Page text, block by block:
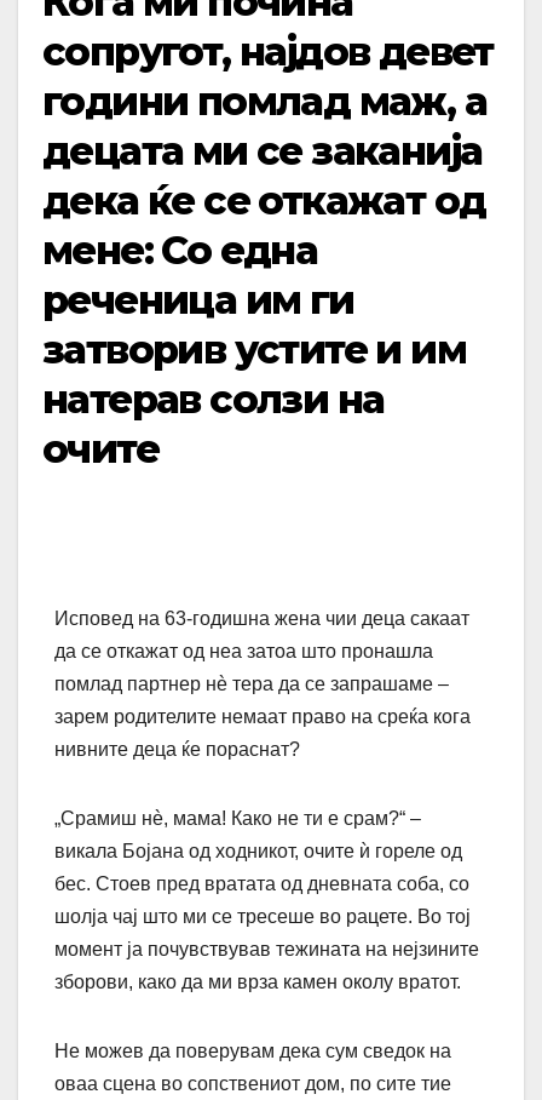
сопругот, најдов девет
години помлад маж, а
децата ми се заканија
дека ќе се откажат од
мене: Со една
реченица им ги
затворив устите и им
натерав солзи на
очите
Исповед на 63-годишна жена чии деца сакаат
да се откажат од неа затоа што пронашла
помлад партнер нè тера да се запрашаме –
зарем родителите немаат право на среќа кога
нивните деца ќе пораснат?
„Срамиш нè, мама! Како не ти е срам?“ –
викала Бојана од ходникот, очите ѝ гореле од
бес. Стоев пред вратата од дневната соба, со
шолја чај што ми се тресеше во рацете. Во тој
момент ја почувствував тежината на нејзините
зборови, како да ми врза камен околу вратот.
Не можев да поверувам дека сум сведок на
оваа сцена во сопствениот дом, по сите тие